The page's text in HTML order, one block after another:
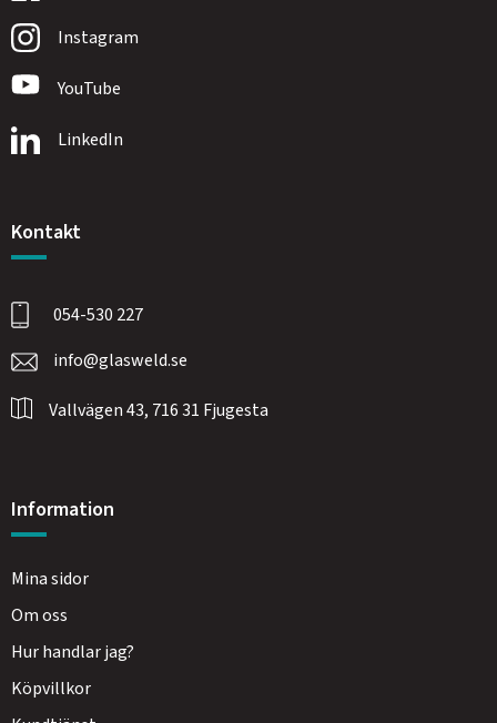
Instagram
YouTube
LinkedIn
Kontakt
054-530 227
info@glasweld.se
Vallvägen 43, 716 31 Fjugesta
Information
Mina sidor
Om oss
Hur handlar jag?
Köpvillkor